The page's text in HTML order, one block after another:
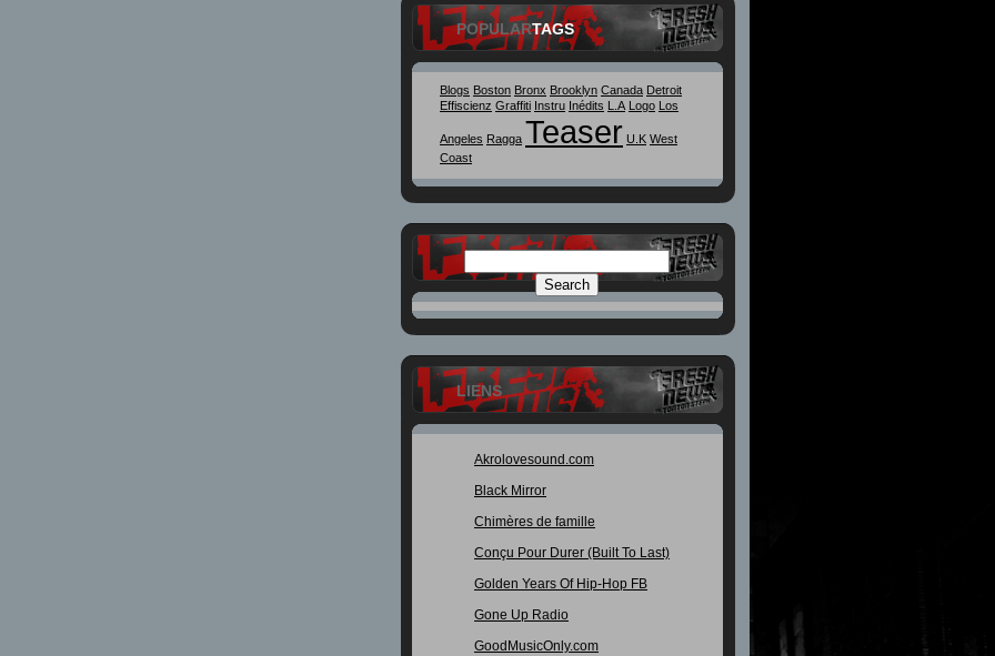
POPULARTAGS
Blogs Boston Bronx Brooklyn Canada Detroit
Effiscienz Graffiti Instru Inédits L.A Logo Los
Angeles Ragga Teaser U.K West
Coast
LIENS
Akrolovesound.com
Black Mirror
Chimères de famille
Conçu Pour Durer (Built To Last)
Golden Years Of Hip-Hop FB
Gone Up Radio
GoodMusicOnly.com